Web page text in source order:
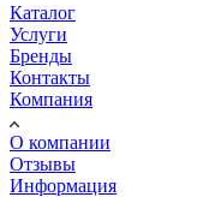
Каталог
Услуги
Бренды
Контакты
Компания
О компании
Отзывы
Информация